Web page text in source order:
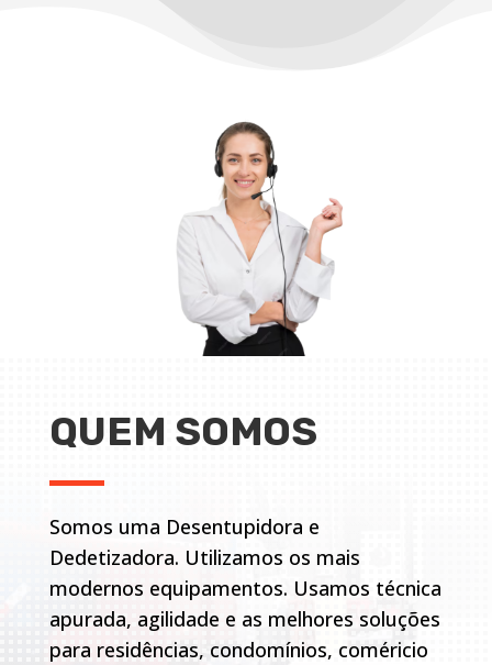
QUEM SOMOS
Somos uma Desentupidora e
Dedetizadora. Utilizamos os mais
modernos equipamentos. Usamos técnica
apurada, agilidade e as melhores soluções
para residências, condomínios, coméricio